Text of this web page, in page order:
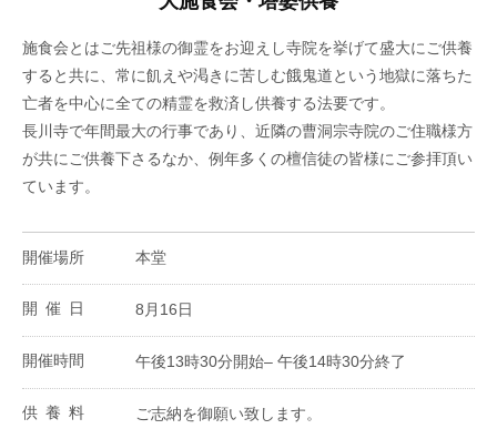
施食会とはご先祖様の御霊をお迎えし寺院を挙げて盛大にご供養
すると共に、常に飢えや渇きに苦しむ餓鬼道という地獄に落ちた
亡者を中心に全ての精霊を救済し供養する法要です。
長川寺で年間最大の行事であり、近隣の曹洞宗寺院のご住職様方
が共にご供養下さるなか、例年多くの檀信徒の皆様にご参拝頂い
ています。
開催場所 本堂
開催日 8月16日
開催時間 午後13時30分開始– 午後14時30分終了
供養料 ご志納を御願い致します。